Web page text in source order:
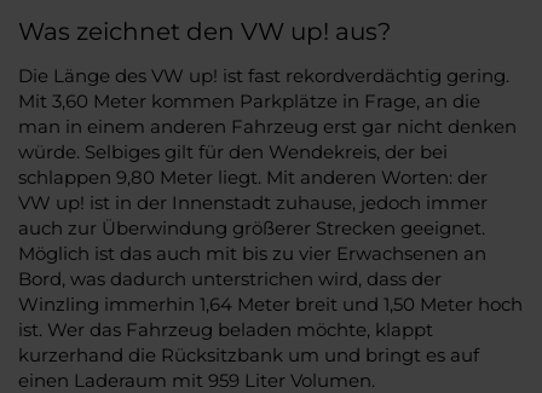
Was zeichnet den VW up! aus?
Die Länge des VW up! ist fast rekordverdächtig gering.
Mit 3,60 Meter kommen Parkplätze in Frage, an die
man in einem anderen Fahrzeug erst gar nicht denken
würde. Selbiges gilt für den Wendekreis, der bei
schlappen 9,80 Meter liegt. Mit anderen Worten: der
VW up! ist in der Innenstadt zuhause, jedoch immer
auch zur Überwindung größerer Strecken geeignet.
Möglich ist das auch mit bis zu vier Erwachsenen an
Bord, was dadurch unterstrichen wird, dass der
Winzling immerhin 1,64 Meter breit und 1,50 Meter hoch
ist. Wer das Fahrzeug beladen möchte, klappt
kurzerhand die Rücksitzbank um und bringt es auf
einen Laderaum mit 959 Liter Volumen.